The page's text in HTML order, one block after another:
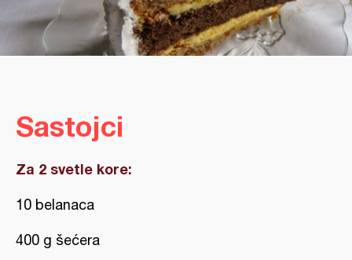
Sastojci
Za 2 svetle kore:
10 belanaca
400 g šećera